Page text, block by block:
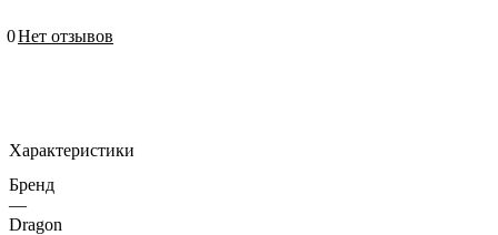
0Нет отзывов
Характеристики
Бренд
—
Dragon